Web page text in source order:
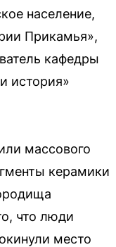
население,
Прикамья»,
кафедры
история»
массового
керамики
что люди
место